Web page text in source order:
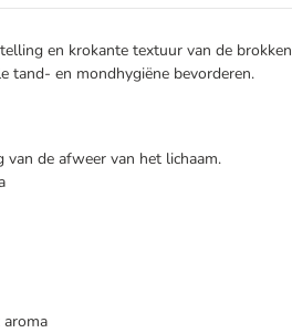
en krokante textuur van de brokken
tand- en mondhygiëne bevorderen.
de afweer van het lichaam.